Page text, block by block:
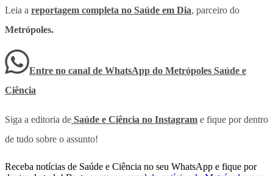
Leia a reportagem completa no Saúde em Dia, parceiro do
Metrópoles.
Entre no canal de WhatsApp do Metrópoles Saúde e
Ciência
Siga a editoria de Saúde e Ciência no Instagram e fique por dentro
de tudo sobre o assunto!
Receba notícias de Saúde e Ciência no seu WhatsApp e fique por